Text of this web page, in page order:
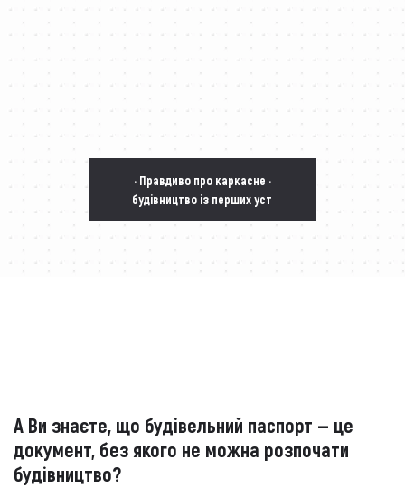
· Правдиво про каркасне ·
будівництво із перших уст
А Ви знаєте, що будівельний паспорт — це
документ, без якого не можна розпочати
будівництво?